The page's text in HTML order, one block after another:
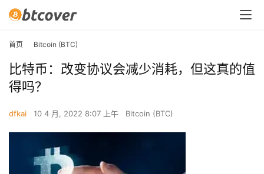
首页 Bitcoin (BTC)
比特币：改变协议会减少消耗，但这真的值
得吗？
dfkai 10 4 月, 2022 8:07 上午 Bitcoin (BTC)